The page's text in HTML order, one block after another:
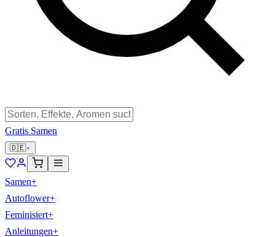
Gratis Samen
🇩🇪
Samen+
Autoflower+
Feminisiert+
Anleitungen+